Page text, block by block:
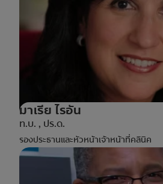
มาเรีย ไรอัน
ท.บ. , ปร.ด.
รองประธานและหัวหน้าเจ้าหน้าที่คลินิค